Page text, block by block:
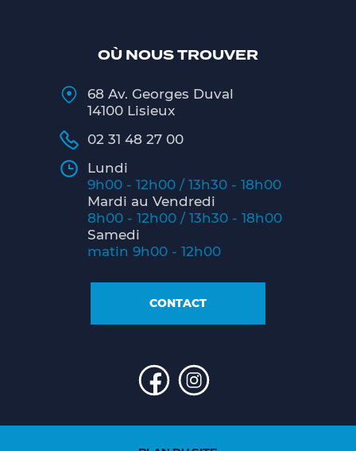
OÙ NOUS TROUVER
68 Av. Georges Duval
14100 Lisieux
02 31 48 27 00
Lundi
9h00 - 12h00 / 13h30 - 18h00
Mardi au Vendredi
8h00 - 12h00 / 13h30 - 18h00
Samedi
matin 9h00 - 12h00
CONTACT